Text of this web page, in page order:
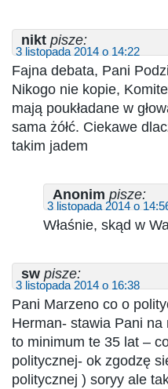
nikt pisze:
3 listopada 2014 o 14:22
Fajna debata, Pani
Nikogo nie kopie,
mają poukładane w
sama żółć. Ciekawe
takim jadem
Anonim pisze:
3 listopada 2014 o
Właśnie, skąd w
sw pisze:
3 listopada 2014 o 16:38
Pani Marzeno co o
Herman- stawia Pani na
to minimum te 35 lat –
politycznej- ok zgodzę
politycznej ) soryy ale